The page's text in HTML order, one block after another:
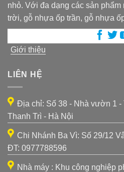
nhỏ. Với đa dạng các sản
trời, gỗ nhựa ốp trần, gỗ nhựa
Giới thiệu
LIÊN HỆ
Địa chỉ: Số 38 - Nhà vườn 1 -
Thanh Trì - Hà Nội
Chi Nhánh Ba Vì: Số 29/12
ĐT: 0977788596
Nhà máy : Khu công nghiệp